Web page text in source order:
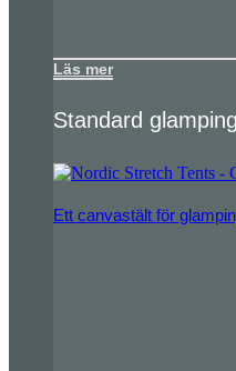
Läs mer
Standard
Ett canvastält för